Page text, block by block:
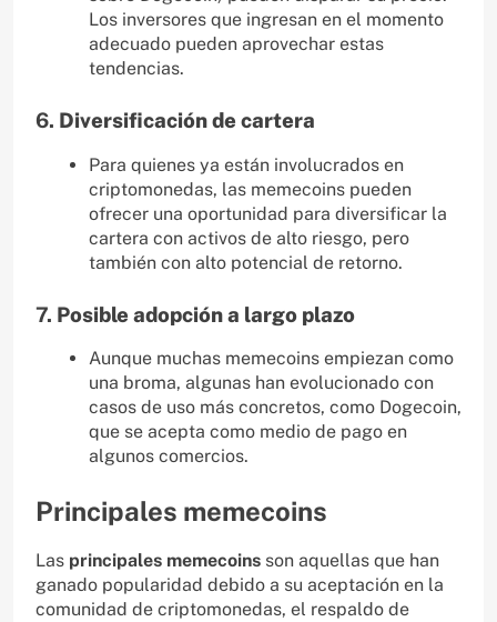
Los inversores que ingresan en el momento
adecuado pueden aprovechar estas
tendencias.
6. Diversificación de cartera
Para quienes ya están involucrados en
criptomonedas, las memecoins pueden
ofrecer una oportunidad para diversificar la
cartera con activos de alto riesgo, pero
también con alto potencial de retorno.
7. Posible adopción a largo plazo
Aunque muchas memecoins empiezan como
una broma, algunas han evolucionado con
casos de uso más concretos, como Dogecoin,
que se acepta como medio de pago en
algunos comercios.
Principales memecoins
Las principales memecoins son aquellas que han
ganado popularidad debido a su aceptación en la
comunidad de criptomonedas, el respaldo de